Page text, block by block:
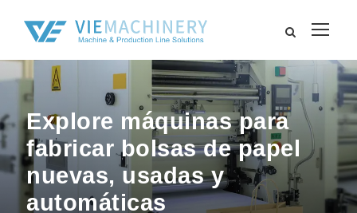
Explore máquinas para
fabricar bolsas de papel
nuevas, usadas y
automáticas